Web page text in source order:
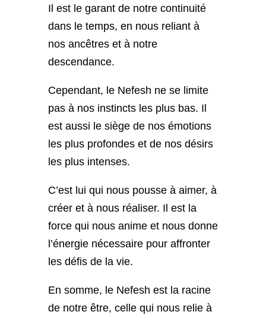
Il est le garant de notre continuité
dans le temps, en nous reliant à
nos ancêtres et à notre
descendance.
Cependant, le Nefesh ne se limite
pas à nos instincts les plus bas. Il
est aussi le siège de nos émotions
les plus profondes et de nos désirs
les plus intenses.
C’est lui qui nous pousse à aimer, à
créer et à nous réaliser. Il est la
force qui nous anime et nous donne
l’énergie nécessaire pour affronter
les défis de la vie.
En somme, le Nefesh est la racine
de notre être, celle qui nous relie à